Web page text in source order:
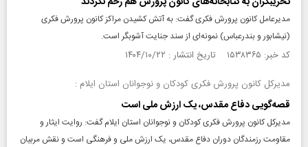
مدیرعامل کانون پرورش فکری گفت: به آتش کشیدن مراکز کانون پرورش فکری
(نیشابور و بندرعباس) نمونه‌ای از سند جنایت آشوبگر است.
کد خبر: ۱۵۳۸۳۶۵ تاریخ انتشار : ۱۴۰۴/۱۰/۲۲
مدیرکل کانون پرورش فکری کودکان و نوجوانان استان ایلام :
قصه‌گویی دفاع مقدس، یک ارزش ملی است
مدیرکل کانون پرورش فکری کودکان و نوجوانان استان ایلام گفت: روایت ایثار و
مقاومت رزمندگان دوران دفاع مقدس، یک ارزش ملی و فرهنگی است و نقش مربیان